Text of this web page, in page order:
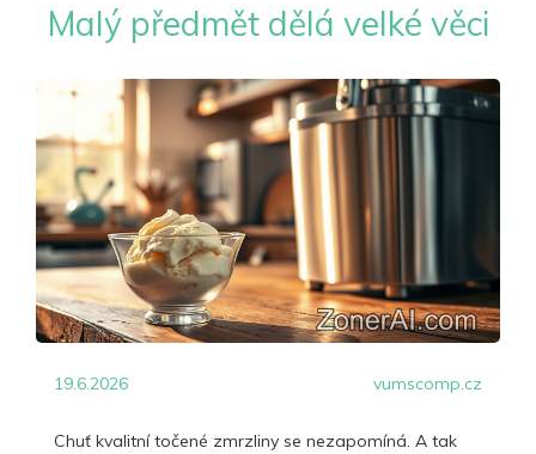
Malý předmět dělá velké věci
19.6.2026 vumscomp.cz
Chuť kvalitní točené zmrzliny se nezapomíná. A tak